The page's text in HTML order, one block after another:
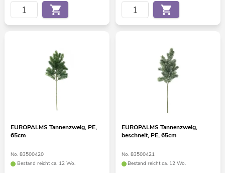
EUROPALMS Tannenzweig, PE,
65cm
No. 83500420
Bestand reicht ca. 12 Wo.
EUROPALMS Tannenzweig,
beschneit, PE, 65cm
No. 83500421
Bestand reicht ca. 12 Wo.